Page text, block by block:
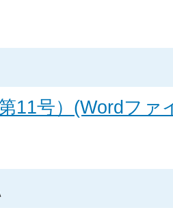
11号）(Wordファ